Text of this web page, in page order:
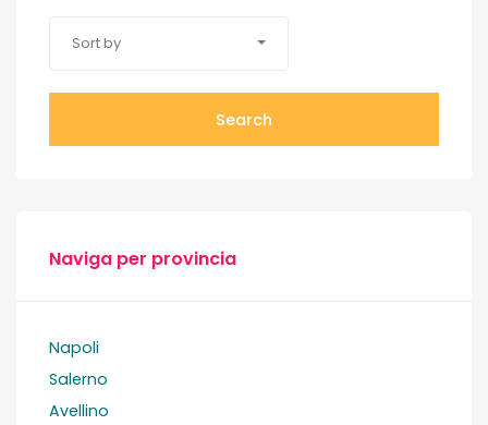
Sort by
Search
Naviga per provincia
Napoli
Salerno
Avellino